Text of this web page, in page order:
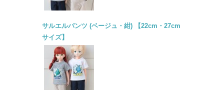
サルエルパンツ (ベージュ・紺) 【22cm・27cm
サイズ】